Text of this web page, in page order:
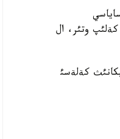
وتئر، ال
كةلةسئ